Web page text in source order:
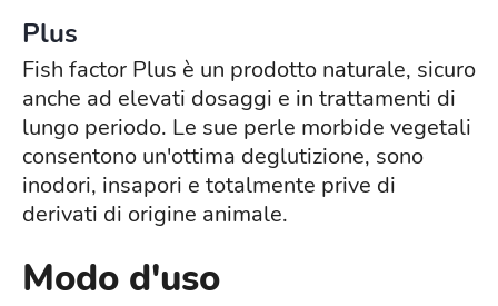
Plus
Fish factor Plus è un prodotto naturale, sicuro
anche ad elevati dosaggi e in trattamenti di
lungo periodo. Le sue perle morbide vegetali
consentono un'ottima deglutizione, sono
inodori, insapori e totalmente prive di
derivati di origine animale.
Modo d'uso